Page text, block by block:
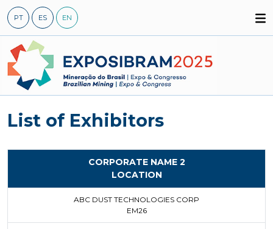
Skip
to
content
PT ES EN
List of Exhibitors
CORPORATE NAME 2
LOCATION
ABC DUST TECHNOLOGIES CORP
EM26